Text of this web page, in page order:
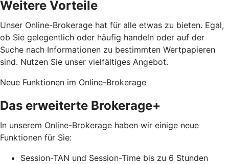
Weitere Vorteile
Unser Online-Brokerage hat für alle etwas zu bieten. Egal,
ob Sie gelegentlich oder häufig handeln oder auf der
Suche nach Informationen zu bestimmten Wertpapieren
sind. Nutzen Sie unser vielfältiges Angebot.
Neue Funktionen im Online-Brokerage
Das erweiterte Brokerage+
In unserem Online-Brokerage haben wir einige neue
Funktionen für Sie:
Session-TAN und Session-Time bis zu 6 Stunden